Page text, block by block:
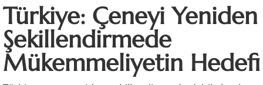
Türkiye: Çeneyi Yeniden
Şekillendirmede
Mükemmeliyetin Hedefi